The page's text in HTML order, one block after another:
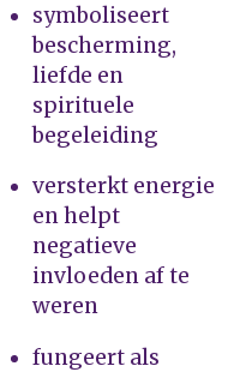
symboliseert
bescherming,
liefde en
spirituele
begeleiding
versterkt energie
en helpt
negatieve
invloeden af te
weren
fungeert als